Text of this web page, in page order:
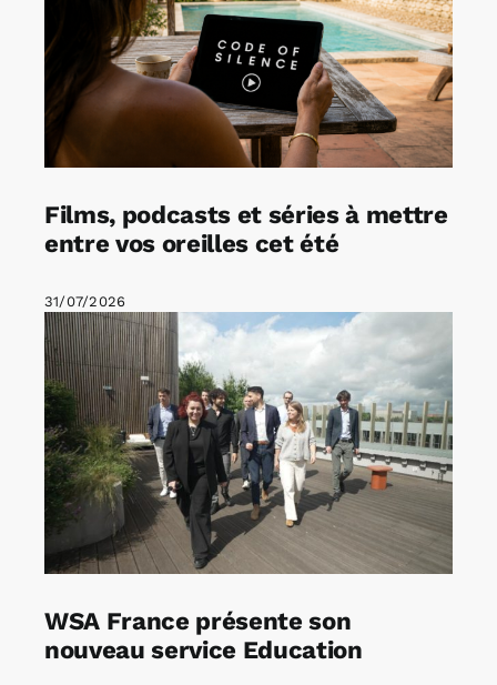
Films, podcasts et séries à mettre
entre vos oreilles cet été
31/07/2026
WSA France présente son
nouveau service Education